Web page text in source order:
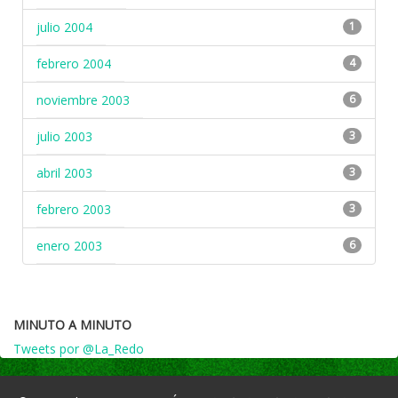
julio 2004 1
febrero 2004 4
noviembre 2003 6
julio 2003 3
abril 2003 3
febrero 2003 3
enero 2003 6
MINUTO A MINUTO
Tweets por @La_Redo